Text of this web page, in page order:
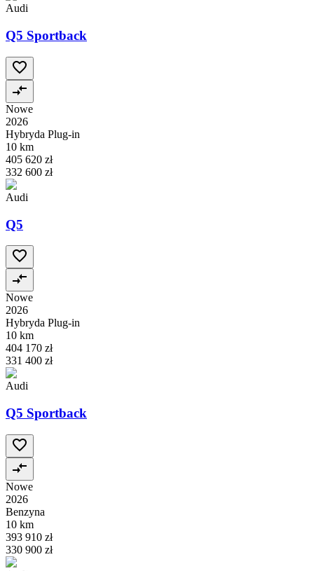
Audi
Q5 Sportback
Nowe
2026
Hybryda Plug-in
10 km
405 620 zł
332 600 zł
Audi
Q5
Nowe
2026
Hybryda Plug-in
10 km
404 170 zł
331 400 zł
Audi
Q5 Sportback
Nowe
2026
Benzyna
10 km
393 910 zł
330 900 zł